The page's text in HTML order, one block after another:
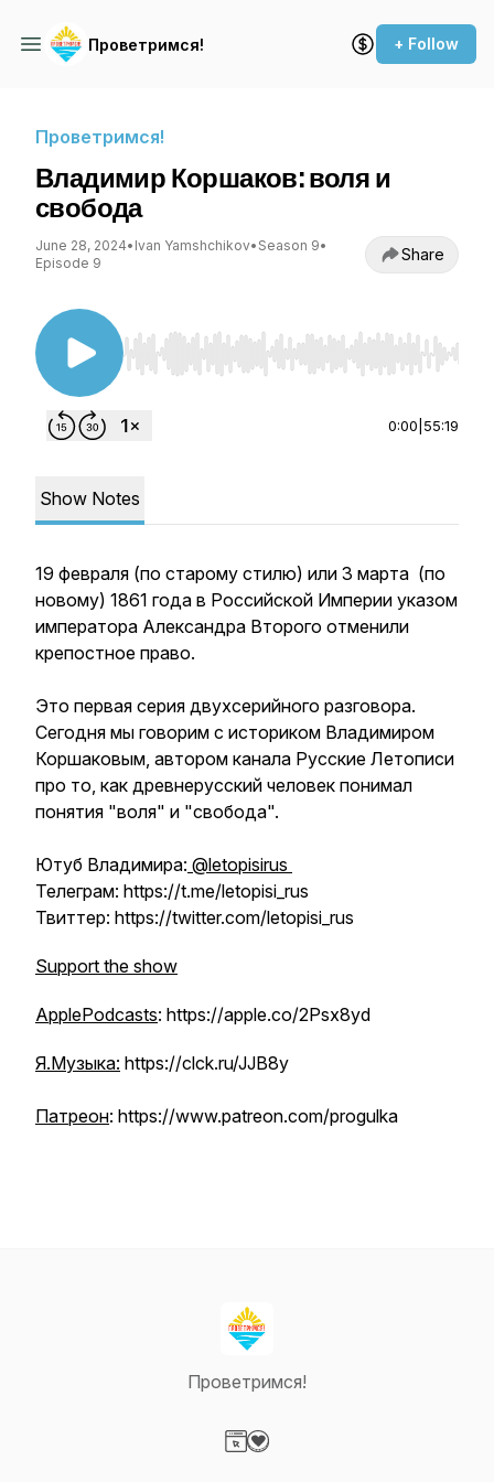
Проветримся! + Follow
Проветримся!
Владимир Коршаков: воля и
свобода
June 28, 2024• Ivan Yamshchikov• Season 9•
Episode 9
Share
Use Left/Right to seek, Home/End to jump to
0:00 55:19
Show Notes
19 февраля (по старому стилю) или 3 марта (по
новому) 1861 года в Российской Империи указом
императора Александра Второго отменили
крепостное право.
Это первая серия двухсерийного разговора.
Сегодня мы говорим с историком Владимиром
Коршаковым, автором канала Русские Летописи
про то, как древнерусский человек понимал
понятия "воля" и "свобода".
Ютуб Владимира: @letopisirus
Телеграм: https://t.me/letopisi_rus
Твиттер: https://twitter.com/letopisi_rus
Support the show
ApplePodcasts: https://apple.co/2Psx8yd
Я.Музыка: https://clck.ru/JJB8y
Патреон: https://www.patreon.com/progulka
Проветримся!